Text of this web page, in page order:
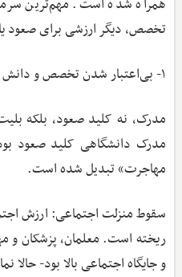
همراه شده است. مهم‌ترین
تخصص، دیگر ارزشی برای صعود
۱- بی‌اعتبار شدن تخصص و دانش
مدرک، نه کلید صعود، بلکه
مدرک دانشگاهی کلید صعود
مهاجرت» تبدیل شده است.
سقوط منزلت اجتماعی: ارزش
ریخته است. معلمان، پزشکان و
و جایگاه اجتماعی بالا بود-